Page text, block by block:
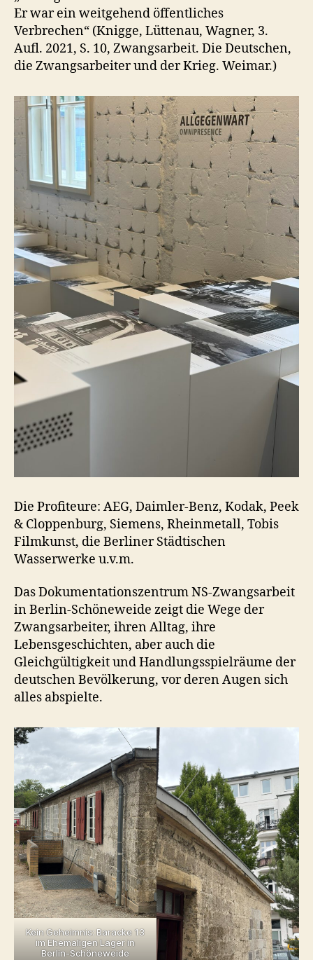
Er war ein weitgehend öffentliches
Verbrechen“ (Knigge, Lüttenau, Wagner, 3.
Aufl. 2021, S. 10, Zwangsarbeit. Die Deutschen,
die Zwangsarbeiter und der Krieg. Weimar.)
Die Profiteure: AEG, Daimler-Benz, Kodak, Peek
& Cloppenburg, Siemens, Rheinmetall, Tobis
Filmkunst, die Berliner Städtischen
Wasserwerke u.v.m.
Das Dokumentationszentrum NS-Zwangsarbeit
in Berlin-Schöneweide zeigt die Wege der
Zwangsarbeiter, ihren Alltag, ihre
Lebensgeschichten, aber auch die
Gleichgültigkeit und Handlungsspielräume der
deutschen Bevölkerung, vor deren Augen sich
alles abspielte.
Kein Geheimnis: Baracke 13
im Ehemaligen Lager in
Berlin-Schöneweide